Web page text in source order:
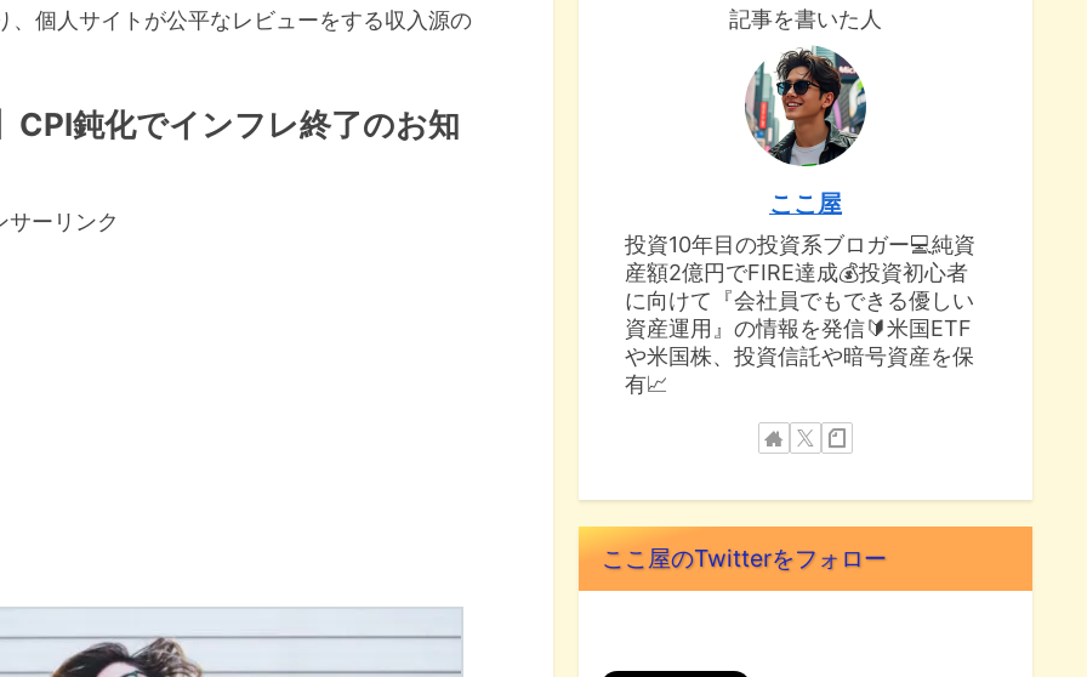
個人サイトが公平なレビューをする収入源の
CPI鈍化でインフレ終了のお知
サーリンク
記事を書いた人
ここ屋
投資10年目の投資系ブロガー💻純資
産額2億円でFIRE達成💰投資初心者
に向けて『会社員でもできる優しい
資産運用』の情報を発信🔰米国ETF
や米国株、投資信託や暗号資産を保
有📈
ここ屋のTwitterをフォロー